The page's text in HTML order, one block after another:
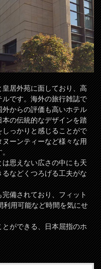
居外苑に面しており、高
です。海外の旅行雑誌で
からの評価も高いホテル
の伝統的なデザインを踏
っかりと感じることがで
ーンティーなど様々な用
。
思えない広さの中にも天
などくつろげる工夫がな
備されており、フィット
利用可能など時間を気にせ
ができる、日本屈指のホ